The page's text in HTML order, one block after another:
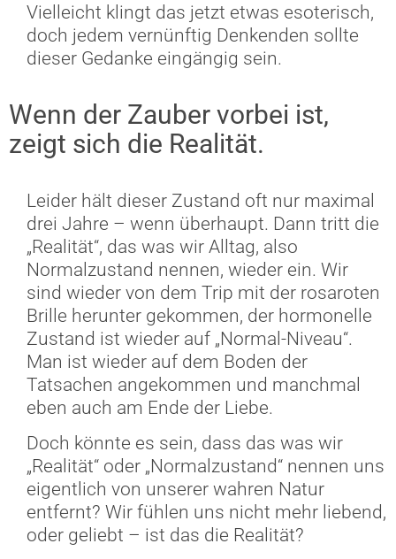
Vielleicht klingt das jetzt etwas esoterisch,
doch jedem vernünftig Denkenden sollte
dieser Gedanke eingängig sein.
Wenn der Zauber vorbei ist,
zeigt sich die Realität.
Leider hält dieser Zustand oft nur maximal
drei Jahre – wenn überhaupt. Dann tritt die
„Realität“, das was wir Alltag, also
Normalzustand nennen, wieder ein. Wir
sind wieder von dem Trip mit der rosaroten
Brille herunter gekommen, der hormonelle
Zustand ist wieder auf „Normal-Niveau“.
Man ist wieder auf dem Boden der
Tatsachen angekommen und manchmal
eben auch am Ende der Liebe.
Doch könnte es sein, dass das was wir
„Realität“ oder „Normalzustand“ nennen uns
eigentlich von unserer wahren Natur
entfernt? Wir fühlen uns nicht mehr liebend,
oder geliebt – ist das die Realität?